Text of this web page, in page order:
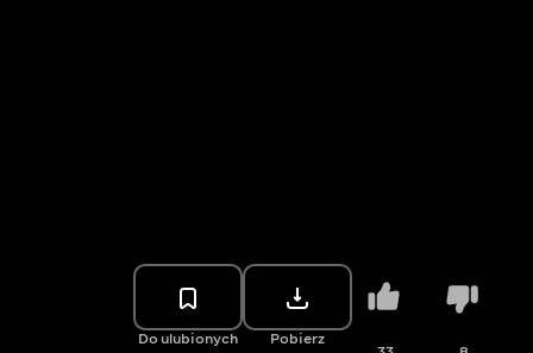
Do ulubionych Pobierz